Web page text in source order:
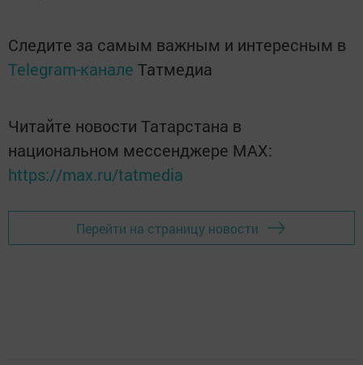
Следите за самым важным и интересным в
Telegram-канале Татмедиа
Читайте новости Татарстана в
национальном мессенджере MАХ:
https://max.ru/tatmedia
Перейти на страницу новости